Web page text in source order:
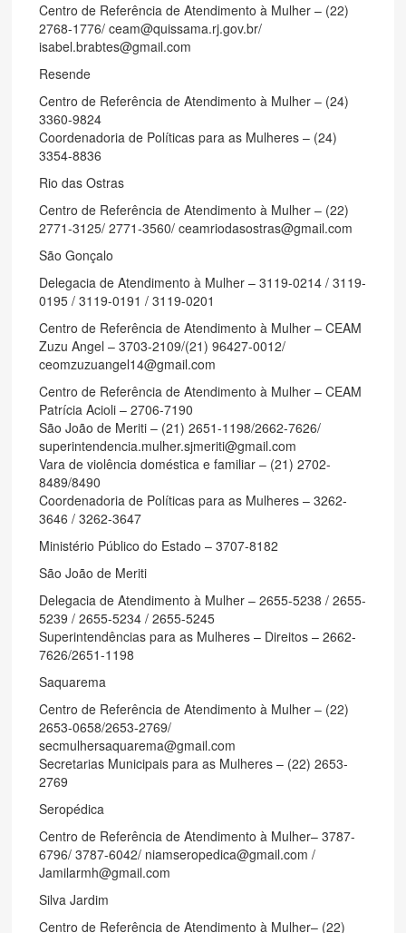
Centro de Referência de Atendimento à Mulher – (22)
2768-1776/ ceam@quissama.rj.gov.br/
isabel.brabtes@gmail.com
Resende
Centro de Referência de Atendimento à Mulher – (24)
3360-9824
Coordenadoria de Políticas para as Mulheres – (24)
3354-8836
Rio das Ostras
Centro de Referência de Atendimento à Mulher – (22)
2771-3125/ 2771-3560/ ceamriodasostras@gmail.com
São Gonçalo
Delegacia de Atendimento à Mulher – 3119-0214 / 3119-
0195 / 3119-0191 / 3119-0201
Centro de Referência de Atendimento à Mulher – CEAM
Zuzu Angel – 3703-2109/(21) 96427-0012/
ceomzuzuangel14@gmail.com
Centro de Referência de Atendimento à Mulher – CEAM
Patrícia Acioli – 2706-7190
São João de Meriti – (21) 2651-1198/2662-7626/
superintendencia.mulher.sjmeriti@gmail.com
Vara de violência doméstica e familiar – (21) 2702-
8489/8490
Coordenadoria de Políticas para as Mulheres – 3262-
3646 / 3262-3647
Ministério Público do Estado – 3707-8182
São João de Meriti
Delegacia de Atendimento à Mulher – 2655-5238 / 2655-
5239 / 2655-5234 / 2655-5245
Superintendências para as Mulheres – Direitos – 2662-
7626/2651-1198
Saquarema
Centro de Referência de Atendimento à Mulher – (22)
2653-0658/2653-2769/
secmulhersaquarema@gmail.com
Secretarias Municipais para as Mulheres – (22) 2653-
2769
Seropédica
Centro de Referência de Atendimento à Mulher– 3787-
6796/ 3787-6042/ niamseropedica@gmail.com /
Jamilarmh@gmail.com
Silva Jardim
Centro de Referência de Atendimento à Mulher– (22)